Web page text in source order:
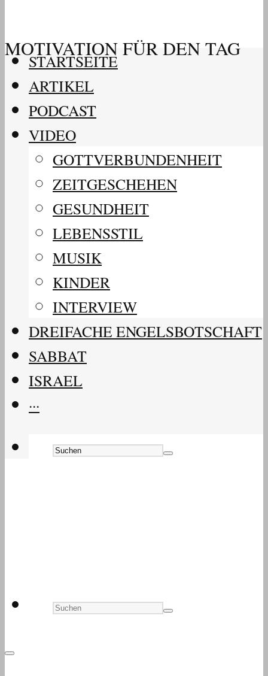
MOTIVATION FÜR DEN TAG
STARTSEITE
ARTIKEL
PODCAST
VIDEO
GOTTVERBUNDENHEIT
ZEITGESCHEHEN
GESUNDHEIT
LEBENSSTIL
MUSIK
KINDER
INTERVIEW
DREIFACHE ENGELSBOTSCHAFT
SABBAT
ISRAEL
···